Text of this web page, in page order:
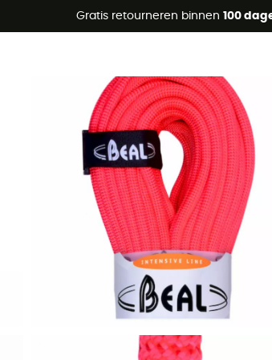
Gratis retourneren binnen 100
🔥 -5% EXTRA vanaf 2